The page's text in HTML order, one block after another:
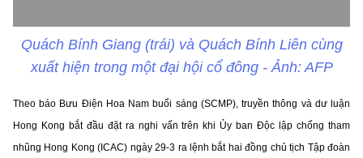
Quách Bính Giang (trái) và Quách Bính Liên cùng
xuất hiện trong một đại hội cổ đông - Ảnh: AFP
Theo báo Bưu Điện Hoa Nam buổi sáng (SCMP), truyền thông và dư luận
Hong Kong bắt đầu đặt ra nghi vấn trên khi Ủy ban Độc lập chống tham
nhũng Hong Kong (ICAC) ngày 29-3 ra lệnh bắt hai đồng chủ tịch Tập đoàn